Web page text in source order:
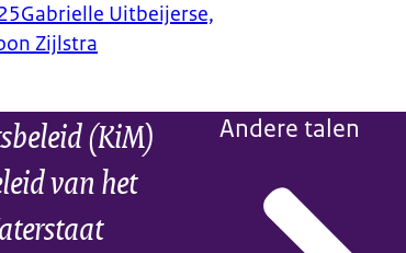
Gabrielle Uitbeijerse,
Zijlstra
(KiM)
van het
Andere talen